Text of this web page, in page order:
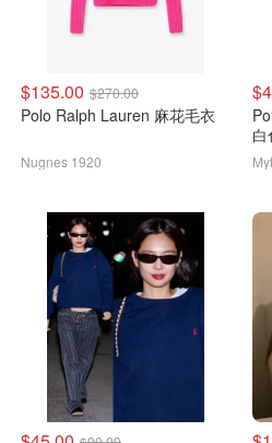
$135.00 $270.00
Polo Ralph Lauren 麻花毛衣
Nugnes 1920
白